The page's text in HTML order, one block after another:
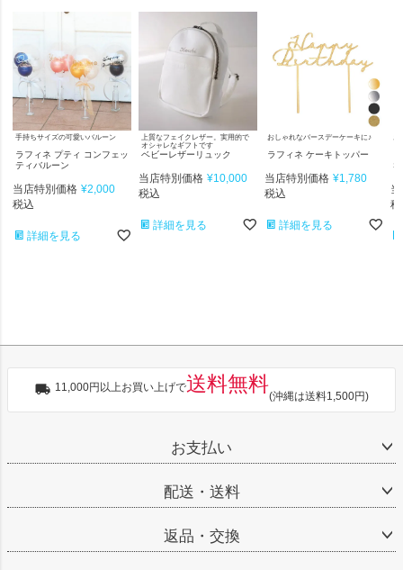
手持ちサイズの可愛いバルーン
ラフィネ プティ コンフェッ
ティバルーン
当店特別価格 ¥2,000
税込
詳細を見る
上質なフェイクレザー。実用的で
オシャレなギフトです
ベビーレザーリュック
当店特別価格 ¥10,000
税込
詳細を見る
おしゃれなバースデーケーキに♪
ラフィネ ケーキトッパー
当店特別価格 ¥1,780
税込
詳細を見る
お
税
11,000円以上お買い上げで送料無料
(沖縄は送料1,500円)
お支払い
配送・送料
返品・交換